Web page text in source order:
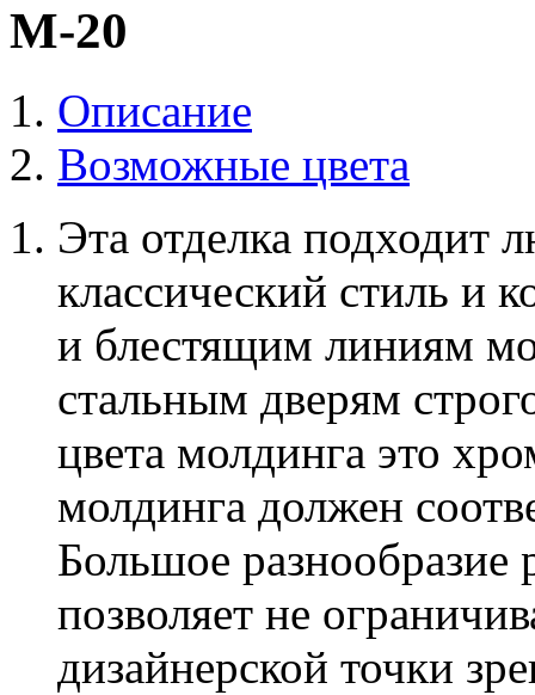
М-20
Описание
Возможные цвета
Эта отделка
классический стиль и
и блестящим линиям
стальным дверям
цвета молдинга это
молдинга должен
Большое разнообразие
позволяет не
дизайнерской точки